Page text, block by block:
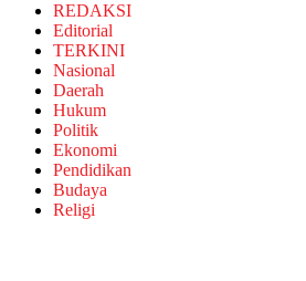
REDAKSI
Editorial
TERKINI
Nasional
Daerah
Hukum
Politik
Ekonomi
Pendidikan
Budaya
Religi